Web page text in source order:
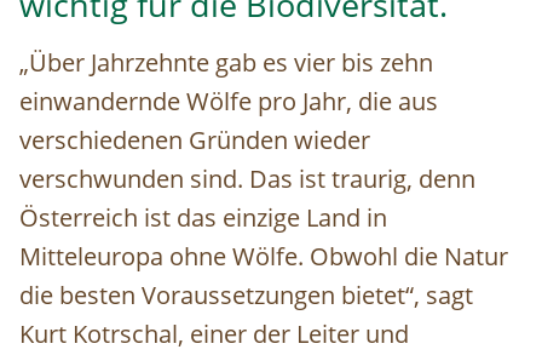
„Über Jahrzehnte gab es vier bis zehn
einwandernde Wölfe pro Jahr, die aus
verschiedenen Gründen wieder
verschwunden sind. Das ist traurig, denn
Österreich ist das einzige Land in
Mitteleuropa ohne Wölfe. Obwohl die Natur
die besten Voraussetzungen bietet“, sagt
Kurt Kotrschal, einer der Leiter und